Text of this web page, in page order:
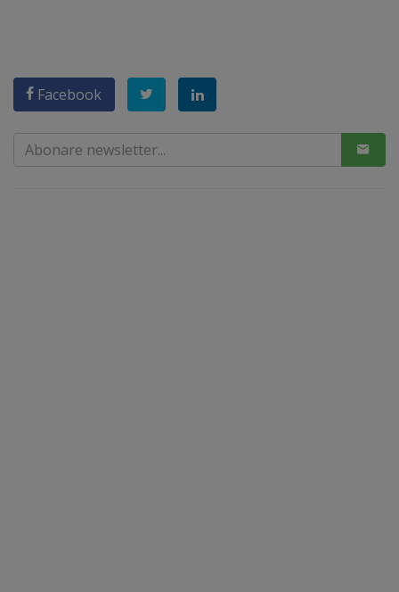
Facebook